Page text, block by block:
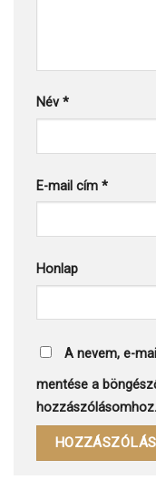
Név*
E-mail cím *
Honlap
A nevem, e-
mentése a
hozzászólásomhoz.